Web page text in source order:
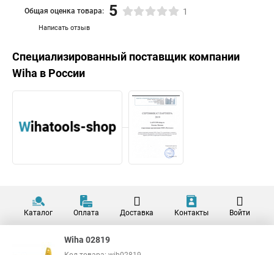
Написать отзыв
Общая оценка товара: 5 1
Специализированный поставщик компании
Wiha в России
Каталог Оплата Доставка Контакты Войти
Wiha 02819